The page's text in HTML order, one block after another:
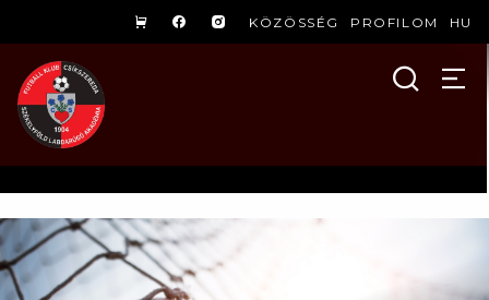
KÖZÖSSÉG PROFILOM HU